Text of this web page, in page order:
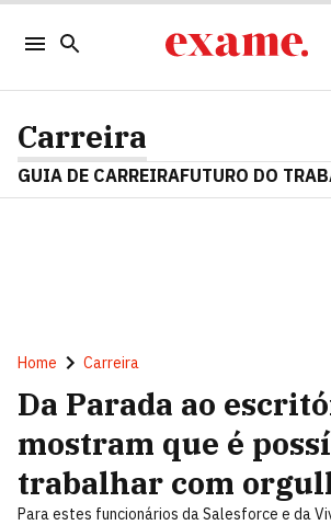
Carreira
GUIA DE CARREIRAFUTURO DO
Home Carreira
Da Parada ao
mostram que é
trabalhar com
Para estes funcionários da Salesforce e da